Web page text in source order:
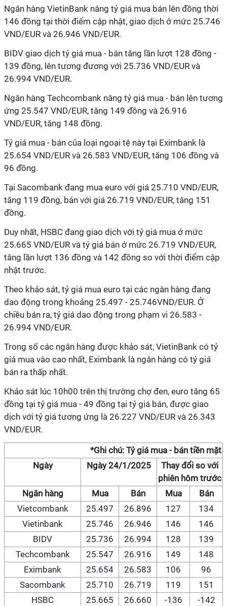
Ngân hàng VietinBank nâng tỷ giá mua bán lên đồng thời
146 đồng tại thời điểm cập nhật, giao dịch ở mức 25.746
VND/EUR và 26.946 VND/EUR.
BIDV giao dịch tỷ giá mua - bán tăng lần lượt 128 đồng -
139 đồng, lên tương đương với 25.736 VND/EUR và
26.994 VND/EUR.
Ngân hàng Techcombank nâng tỷ giá mua - bán lên tương
ứng 25.547 VND/EUR, tăng 149 đồng và 26.916
VND/EUR, tăng 148 đồng.
Tỷ giá mua - bán của loại ngoại tệ này tại Eximbank là
25.654 VND/EUR và 26.583 VND/EUR, tăng 106 đồng và
96 đồng.
Tại Sacombank đang mua euro với giá 25.710 VND/EUR,
tăng 119 đồng, bán với giá 26.719 VND/EUR, tăng 151
đồng.
Duy nhất, HSBC đang giao dịch với tỷ giá mua ở mức
25.665 VND/EUR và tỷ giá bán ở mức 26.719 VND/EUR,
tăng lần lượt 136 đồng và 142 đồng so với thời điểm cập
nhật trước.
Theo khảo sát, tỷ giá mua euro tại các ngân hàng đang
dao động trong khoảng 25.497 - 25.746VND/EUR. Ở
chiều bán ra, tỷ giá dao động trong phạm vi 26.583 -
26.994 VND/EUR.
Trong số các ngân hàng được khảo sát, VietinBank có tỷ
giá mua vào cao nhất, Eximbank là ngân hàng có tỷ giá
bán ra thấp nhất.
Khảo sát lúc 10h00 trên thị trường chợ đen, euro tăng 65
đồng tại tỷ giá mua - 49 đồng tại tỷ giá bán, được giao
dịch với tỷ giá tương ứng là 26.227 VND/EUR và 26.343
VND/EUR.
*Ghi chú: Tỷ giá mua - bán tiền mặt
Ngày
Ngày 24/1/2025
Thay đổi so với
phiên hôm trước
Ngân hàng
Mua Bán Mua
Bán
Vietcombank
25.497 26.896 127
134
Vietinbank
25.746 26.946 146
146
BIDV
25.736 26.994 128
139
Techcombank
25.547 26.916 149
148
Eximbank
25.654 26.583 106
96
Sacombank
25.710 26.719 119
151
HSBC
25.665 26.660 -136 -142